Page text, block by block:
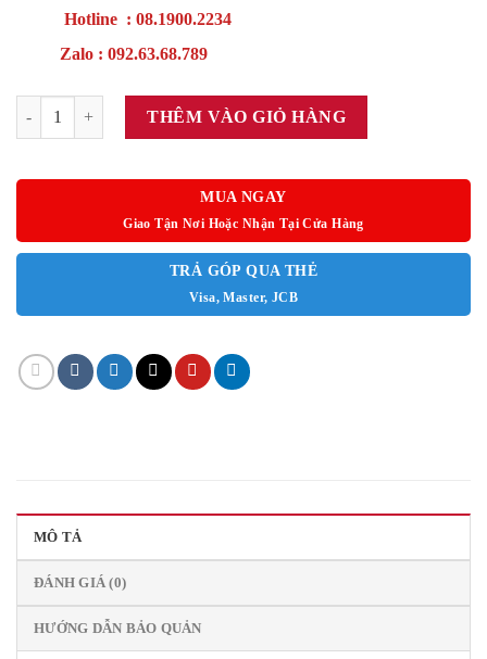
Hotline : 08.1900.2234
Zalo : 092.63.68.789
GIƯỜNG CÔNG THÁI HỌC SLEEPONE DUO LETHER F3 số lượng
THÊM VÀO GIỎ HÀNG
MUA NGAY
Giao Tận Nơi Hoặc Nhận Tại Cửa Hàng
TRẢ GÓP QUA THẺ
Visa, Master, JCB
MÔ TẢ
ĐÁNH GIÁ (0)
HƯỚNG DẪN BẢO QUẢN